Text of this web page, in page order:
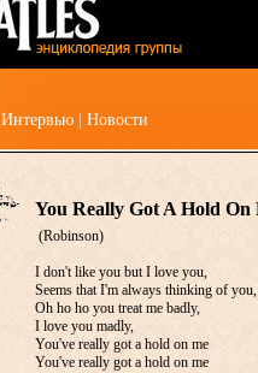
Интервью Новости
You Really Got A Hold On
(Robinson)
I don't like you but I love you,
Seems that I'm always thinking of you,
Oh ho ho you treat me badly,
I love you madly,
You've really got a hold on me
You've really got a hold on me